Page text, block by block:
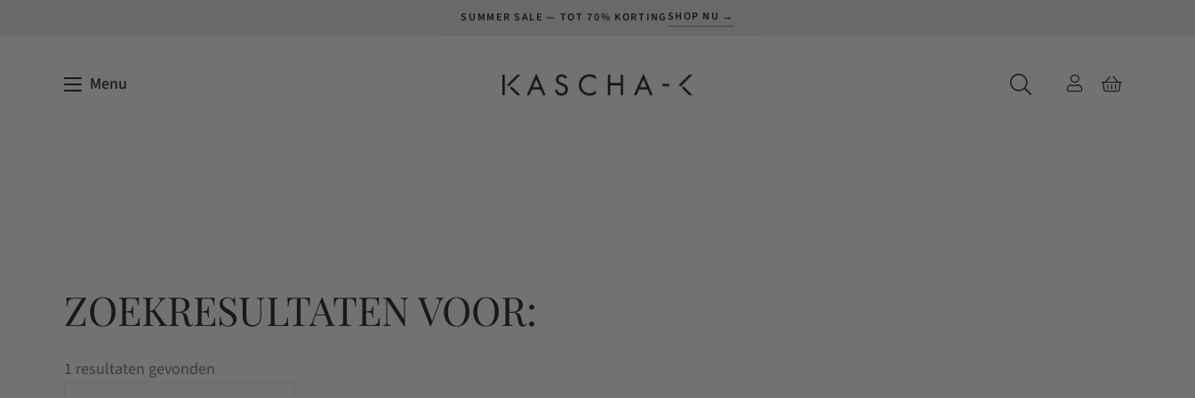
SUMMER SALE — TOT 70% KORTING SHOP NU →
Menu
ZOEKRESULTATEN VOOR:
1 resultaten gevonden